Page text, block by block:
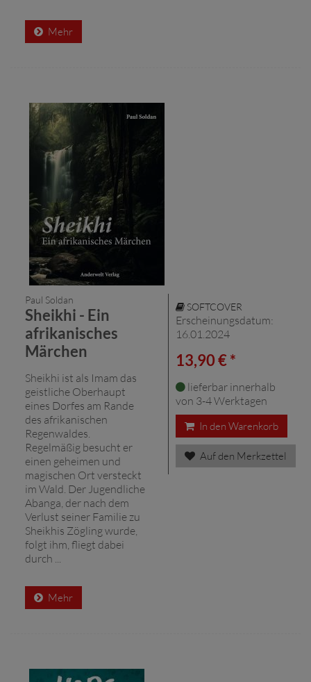
Mehr
Paul Soldan
Sheikhi - Ein
afrikanisches
Märchen
Sheikhi ist als Imam das
geistliche Oberhaupt
eines Dorfes am Rande
des afrikanischen
Regenwaldes.
Regelmäßig besucht er
einen geheimen und
magischen Ort versteckt
im Wald. Der Jugendliche
Abanga, der nach dem
Verlust seiner Familie zu
Sheikhis Zögling wurde,
folgt ihm, fliegt dabei
durch ...
Mehr
SOFTCOVER
Erscheinungsdatum:
16.01.2024
13,90 € *
lieferbar innerhalb
von 3-4 Werktagen
In den Warenkorb
Auf den Merkzettel